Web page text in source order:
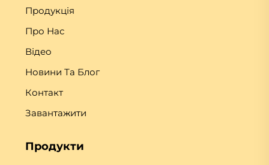
Продукція
Про Нас
Відео
Новини Та Блог
Контакт
Завантажити
Продукти